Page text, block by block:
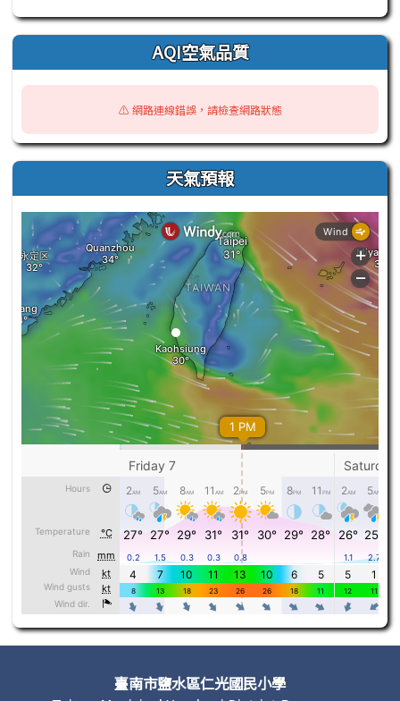
AQI空氣品質
⚠️ 網路連線錯誤，請檢查網路狀態
天氣預報
頁尾區域內容臺南市鹽水區仁光國民小學